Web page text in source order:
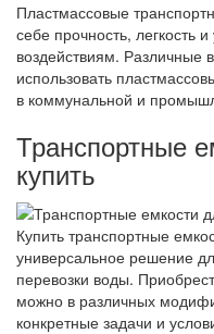
Пластмассовые
себе прочность, легкость
воздействиям. Различные
использовать
в коммунальной и
Транспортные
купить
Купить транспортные
универсальное решение
перевозки воды.
можно в различных
конкретные задачи и